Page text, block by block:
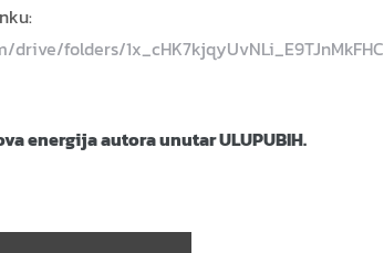
folders/1x_cHK7kjqyUvNLi_E9TJnMkFHC
energija autora unutar ULUPUBIH.